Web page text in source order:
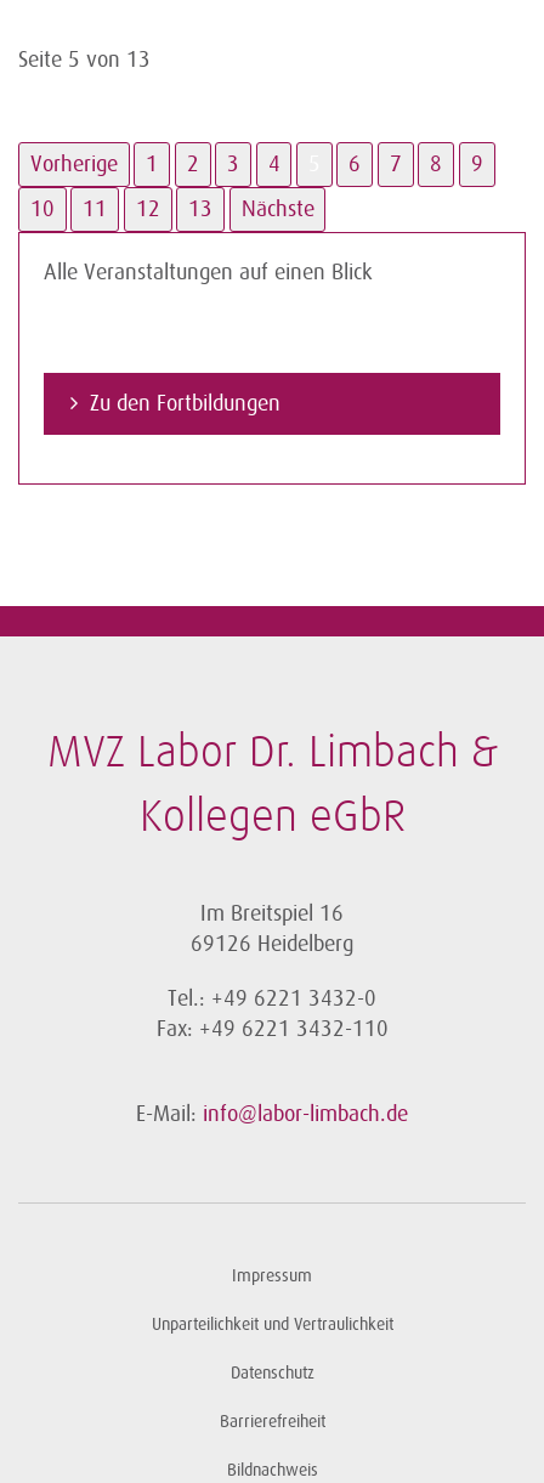
Seite 5 von 13
Vorherige 1 2 3 4 6 7 8
9
10
11 12 13 Nächste
Alle Veranstaltungen auf einen Blick
Zu den Fortbildungen
MVZ Labor Dr. Limbach &
Kollegen eGbR
Im Breitspiel 16
69126 Heidelberg
Tel.: +49 6221 3432-0
Fax: +49 6221 3432-110
E-Mail: info@labor-limbach.de
Impressum
Unparteilichkeit und Vertraulichkeit
Datenschutz
Barrierefreiheit
Bildnachweis